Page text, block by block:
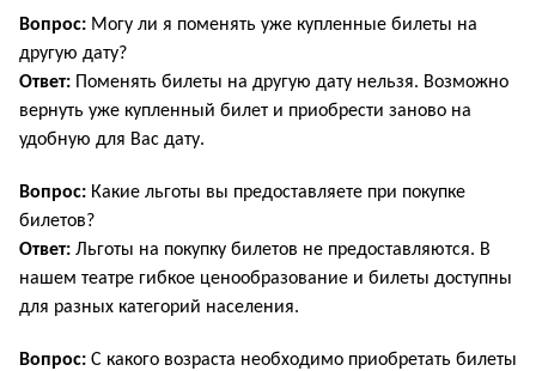
Вопрос: Могу ли я поменять уже купленные билеты на
другую дату?
Ответ: Поменять билеты на другую дату нельзя. Возможно
вернуть уже купленный билет и приобрести заново на
удобную для Вас дату.
Вопрос: Какие льготы вы предоставляете при покупке
билетов?
Ответ: Льготы на покупку билетов не предоставляются. В
нашем театре гибкое ценообразование и билеты доступны
для разных категорий населения.
Вопрос: С какого возраста необходимо приобретать билеты